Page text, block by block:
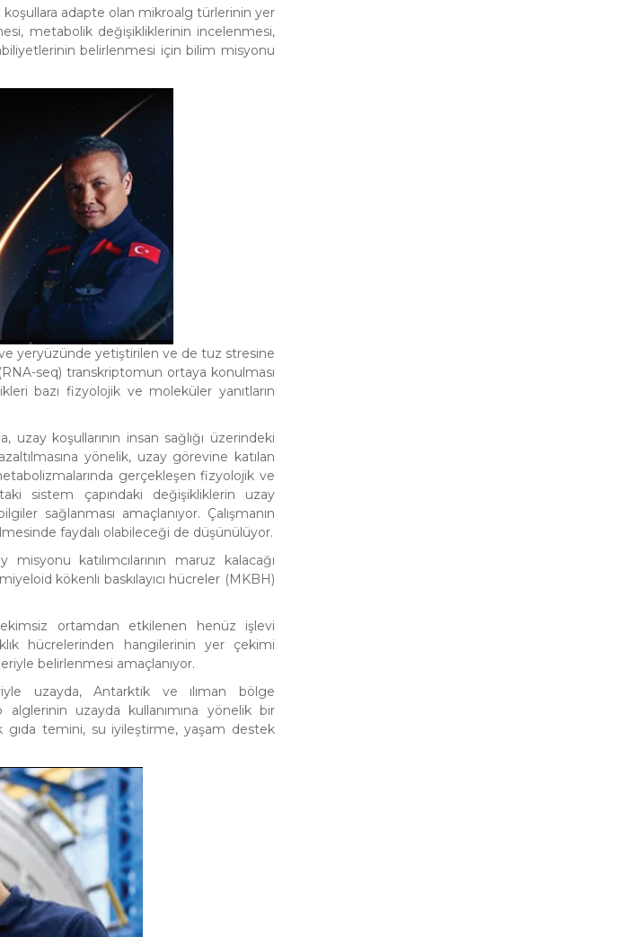
adapte olan mikroalg türlerinin yer
metabolik değişikliklerinin incelenmesi,
belirlenmesi için bilim misyonu
yeryüzünde yetiştirilen ve de tuz stresine
seq) transkriptomun ortaya konulması
bazı fizyolojik ve moleküler yanıtların
uzay koşullarının insan sağlığı üzerindeki
yönelik, uzay görevine katılan
gerçekleşen fizyolojik ve
sistem çapındaki değişikliklerin uzay
sağlanması amaçlanıyor. Çalışmanın
faydalı olabileceği de düşünülüyor.
katılımcılarının maruz kalacağı
kökenli baskılayıcı hücreler (MKBH)
ortamdan etkilenen henüz işlevi
hücrelerinden hangilerinin yer çekimi
belirlenmesi amaçlanıyor.
uzayda, Antarktik ve ılıman bölge
uzayda kullanımına yönelik bir
gıda temini, su iyileştirme, yaşam destek